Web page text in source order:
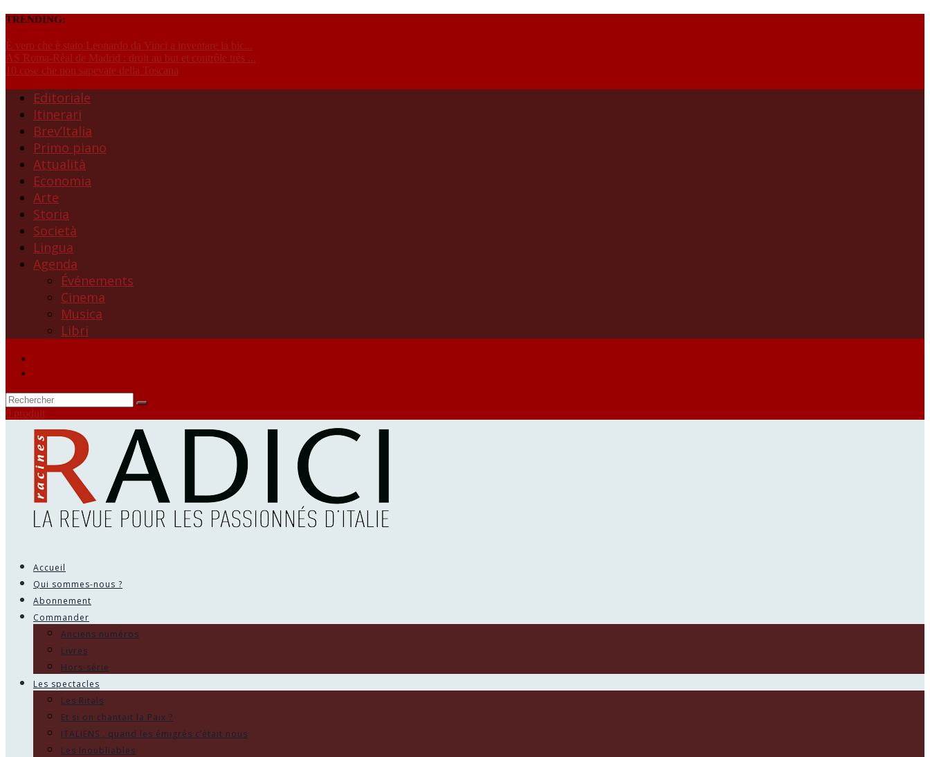
TRENDING:
È vero che è stato Leonardo da Vinci a inventare la bic...
AS Roma-Réal de Madrid : droit au but et contrôle très ...
10 cose che non sapevate della Toscana
Editoriale
Itinerari
Brev’Italia
Primo piano
Attualità
Economia
Arte
Storia
Società
Lingua
Agenda
Événements
Cinema
Musica
Libri
0 produit
Accueil
Qui sommes-nous ?
Abonnement
Commander
Anciens numéros
Livres
Hors-série
Les spectacles
Les Ritals
Et si on chantait la Paix ?
ITALIENS , quand les émigrés c’était nous
Les Inoubliables